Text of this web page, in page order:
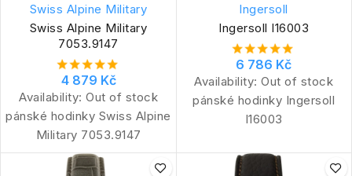
Swiss Alpine Military
Swiss Alpine Military
7053.9147
4 879 Kč
Availability: Out of stock
pánské hodinky Swiss Alpine
Military 7053.9147
Ingersoll
Ingersoll I16003
6 786 Kč
Availability: Out of stock
pánské hodinky Ingersoll
I16003